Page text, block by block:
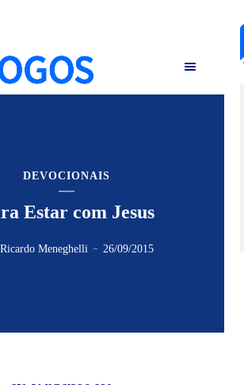
DEVOCIONAIS
Estar com Jesus
Ricardo Meneghelli 26/09/2015